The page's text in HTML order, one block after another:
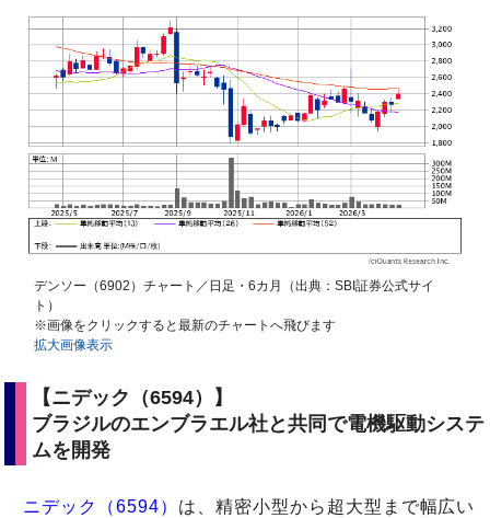
デンソー（6902）チャート／日足・6カ月（出典：SBI証券公式サイ
ト）
※画像をクリックすると最新のチャートへ飛びます
拡大画像表示
【ニデック（6594）】
ブラジルのエンブラエル社と共同で電機駆動システ
ムを開発
ニデック（6594） は、精密小型から超大型まで幅広い